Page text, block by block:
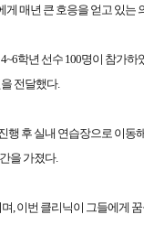
매년 큰 호응을 얻고 있는
학년 선수 100명이 참가
전달했다.
행 후 실내 연습장으로 이동
을 가졌다.
, 이번 클리닉이 그들에게